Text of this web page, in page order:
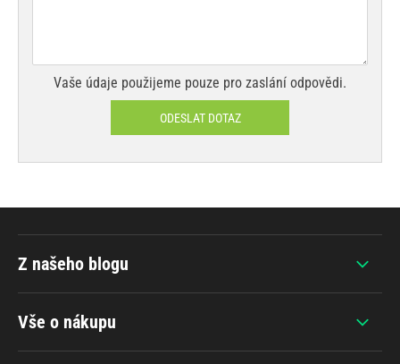
Vaše údaje použijeme pouze pro zaslání odpovědi.
ODESLAT DOTAZ
Vše o nákupu
Z našeho blogu